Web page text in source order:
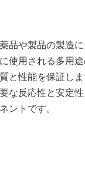
品や製品の製造
使用される多用
と性能を保証し
な反応性と安定
ントです。